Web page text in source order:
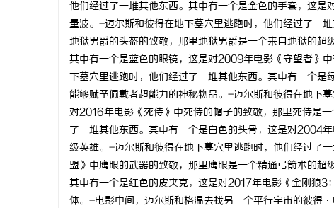
他们经过了一堆其他东西。其中有一个是金色的手套，这
量波。-迈尔斯和彼得在地下墓穴里逃跑时，他们经过了一
地狱男爵的头盔的致敬，那里地狱男爵是一个来自地狱的超
其中有一个是蓝色的眼镜，这是对2009年电影《守望者》
下墓穴里逃跑时，他们经过了一堆其他东西。其中有一个
能够赋予佩戴者超能力的神秘物品。-迈尔斯和彼得在地下
对2016年电影《死侍》中死侍的帽子的致敬，那里死侍是
了一堆其他东西。其中有一个是白色的头骨，这是对2004
级英雄。-迈尔斯和彼得在地下墓穴里逃跑时，他们经过了
盟》中鹰眼的武器的致敬，那里鹰眼是一个精通弓箭术的超
其中有一个是红色的皮夹克，这是对2017年电影《金刚狼
体。-电影中间，迈尔斯和格温去找另一个平行宇宙的彼得